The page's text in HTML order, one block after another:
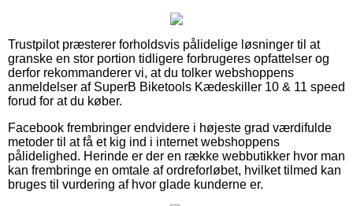
Trustpilot præsterer forholdsvis pålidelige løsninger til at
granske en stor portion tidligere forbrugeres opfattelser og
derfor rekommanderer vi, at du tolker webshoppens
anmeldelser af SuperB Biketools Kædeskiller 10 & 11 speed
forud for at du køber.
Facebook frembringer endvidere i højeste grad værdifulde
metoder til at få et kig ind i internet webshoppens
pålidelighed. Herinde er der en række webbutikker hvor man
kan frembringe en omtale af ordreforløbet, hvilket tilmed kan
bruges til vurdering af hvor glade kunderne er.